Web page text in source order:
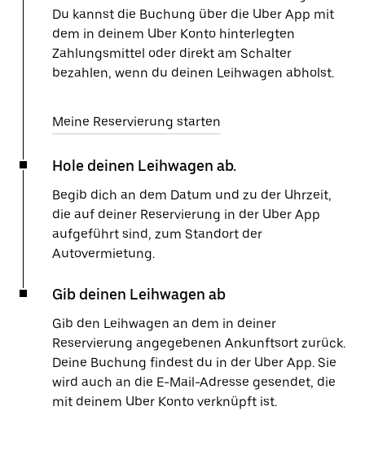
Du kannst die Buchung über die Uber App mit
dem in deinem Uber Konto hinterlegten
Zahlungsmittel oder direkt am Schalter
bezahlen, wenn du deinen Leihwagen abholst.
Meine Reservierung starten
Hole deinen Leihwagen ab.
Begib dich an dem Datum und zu der Uhrzeit,
die auf deiner Reservierung in der Uber App
aufgeführt sind, zum Standort der
Autovermietung.
Gib deinen Leihwagen ab
Gib den Leihwagen an dem in deiner
Reservierung angegebenen Ankunftsort zurück.
Deine Buchung findest du in der Uber App. Sie
wird auch an die E-Mail-Adresse gesendet, die
mit deinem Uber Konto verknüpft ist.